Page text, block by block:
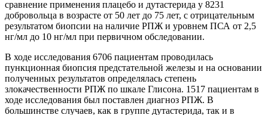
сравнение применения плацебо и дутастерида у 8231
добровольца в возрасте от 50 лет до 75 лет, с отрицательным
результатом биопсии на наличие РПЖ и уровнем ПСА от 2,5
нг/мл до 10 нг/мл при первичном обследовании.
В ходе исследования 6706 пациентам проводилась
пункционная биопсия предстательной железы и на основании
полученных результатов определялась степень
злокачественности РПЖ по шкале Глисона. 1517 пациентам в
ходе исследования был поставлен диагноз РПЖ. В
большинстве случаев, как в группе дутастерида, так и в